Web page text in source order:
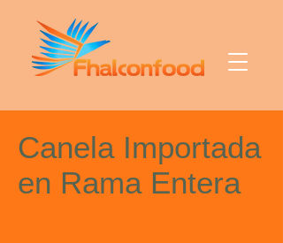
Canela Importada
en Rama Entera